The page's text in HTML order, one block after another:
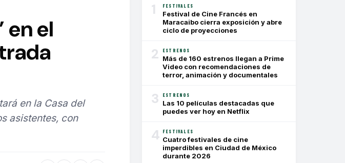
en el
en la Casa del
asistentes, con
1 FESTIVALES
Festival de Cine Francés en
Maracaibo cierra exposición y abre
ciclo de proyecciones
2 ESTRENOS
Más de 160 estrenos llegan a Prime
Video con recomendaciones de
terror, animación y documentales
3 ESTRENOS
Las 10 películas destacadas que
puedes ver hoy en Netflix
4 FESTIVALES
Cuatro festivales de cine
imperdibles en Ciudad de México
durante 2026